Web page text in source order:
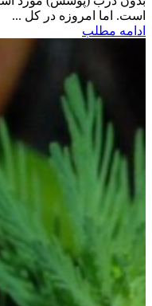
است. اما امروزه در کل ...
ادامه مطلب